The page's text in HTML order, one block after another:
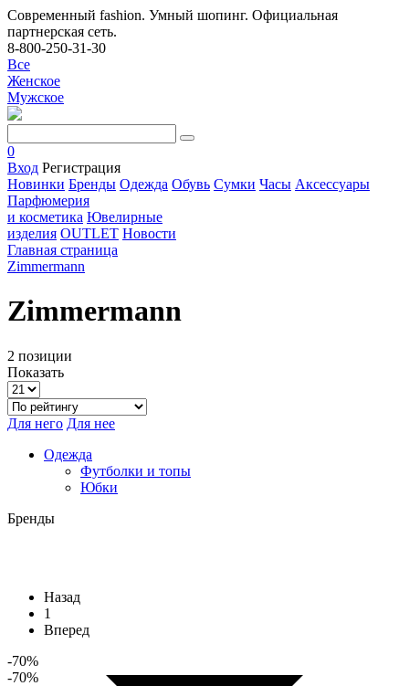
Современный fashion. Умный шопинг. Официальная
партнерская сеть.
8-800-250-31-30
Все
Женское
Мужское
0
Вход Регистрация
Новинки Бренды Одежда Обувь Сумки Часы Аксессуары
Парфюмерия
и косметика Ювелирные
изделия OUTLET Новости
Главная страница
Zimmermann
Zimmermann
2 позиции
Показать
Для него Для нее
Одежда
Футболки и топы
Юбки
Бренды
Назад
1
Вперед
-70%
-70%